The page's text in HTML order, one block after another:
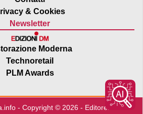
& Cookies
Newsletter
Moderna
Technoretail
PLM Awards
- Copyright © 2026 - Editore:Edra